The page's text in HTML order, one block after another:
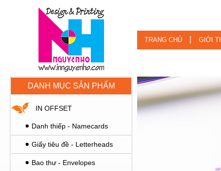
TRANG CHỦ GIỚI
DANH MỤC SẢN PHẨM
IN OFFSET
Danh thiếp - Namecards
Giấy tiêu đề - Letterheads
Bao thư - Envelopes